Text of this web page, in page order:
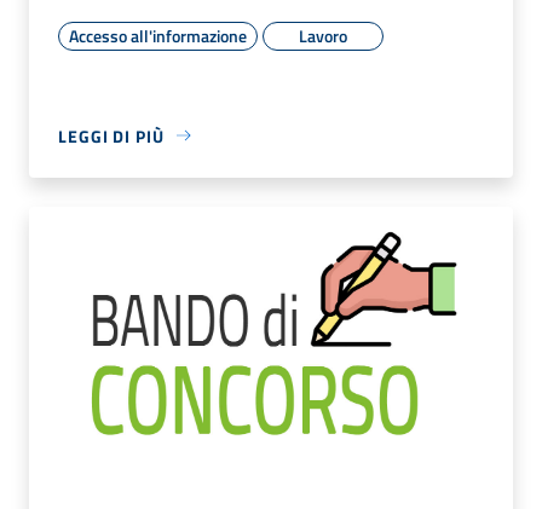
Accesso all'informazione Lavoro
LEGGI DI PIÙ